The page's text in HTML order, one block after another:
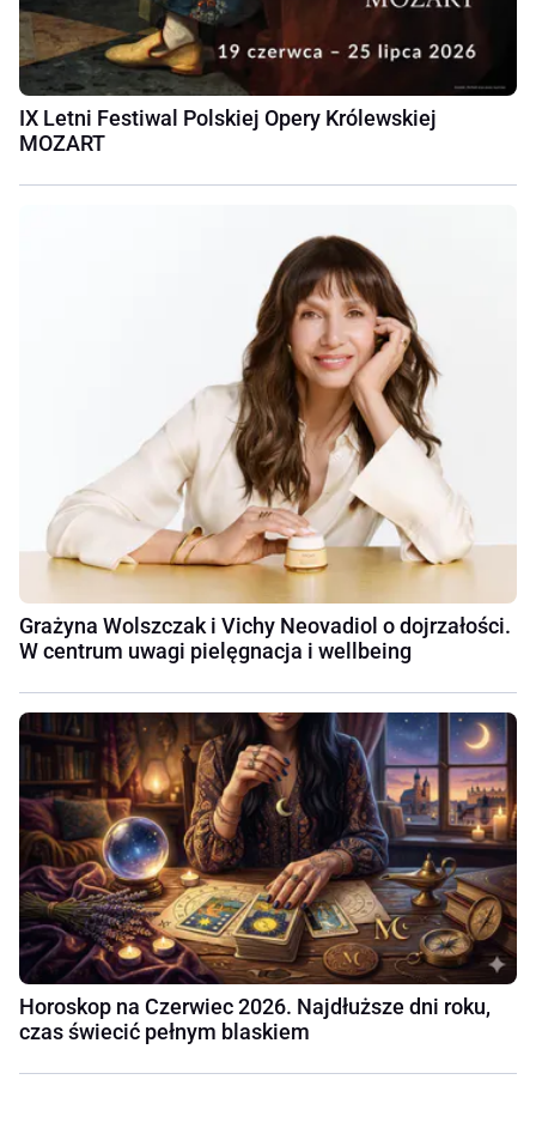
IX Letni Festiwal Polskiej Opery Królewskiej
MOZART
Grażyna Wolszczak i Vichy Neovadiol o dojrzałości.
W centrum uwagi pielęgnacja i wellbeing
Horoskop na Czerwiec 2026. Najdłuższe dni roku,
czas świecić pełnym blaskiem